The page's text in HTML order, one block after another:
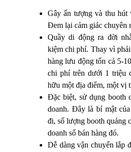
Gây ấn tượng và thu
Đem lại cảm giác chuyên
Quầy di động ra đời
kiệm chi phí. Thay vì
hàng lưu động tốn cả 5-
chi phí trên dưới 1 triệu
hữu một địa điểm, một vị
Đặc biệt, sử dụng booth
doanh. Đây là bí mật
đi, số lượng booth quảng
doanh số bán hàng đó.
Dễ dàng vận chuyển lắp